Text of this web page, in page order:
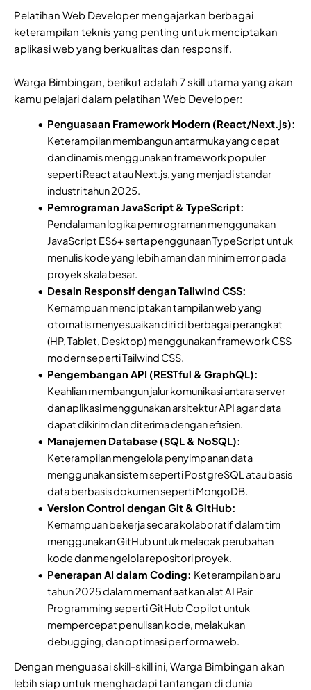
Pelatihan Web Developer mengajarkan berbagai
keterampilan teknis yang penting untuk menciptakan
aplikasi web yang berkualitas dan responsif.
Warga Bimbingan, berikut adalah 7 skill utama yang akan
kamu pelajari dalam pelatihan Web Developer:
Penguasaan Framework Modern (React/Next.js):
Keterampilan membangun antarmuka yang cepat
dan dinamis menggunakan framework populer
seperti React atau Next.js, yang menjadi standar
industri tahun 2025.
Pemrograman JavaScript & TypeScript:
Pendalaman logika pemrograman menggunakan
JavaScript ES6+ serta penggunaan TypeScript untuk
menulis kode yang lebih aman dan minim error pada
proyek skala besar.
Desain Responsif dengan Tailwind CSS:
Kemampuan menciptakan tampilan web yang
otomatis menyesuaikan diri di berbagai perangkat
(HP, Tablet, Desktop) menggunakan framework CSS
modern seperti Tailwind CSS.
Pengembangan API (RESTful & GraphQL):
Keahlian membangun jalur komunikasi antara server
dan aplikasi menggunakan arsitektur API agar data
dapat dikirim dan diterima dengan efisien.
Manajemen Database (SQL & NoSQL):
Keterampilan mengelola penyimpanan data
menggunakan sistem seperti PostgreSQL atau basis
data berbasis dokumen seperti MongoDB.
Version Control dengan Git & GitHub:
Kemampuan bekerja secara kolaboratif dalam tim
menggunakan GitHub untuk melacak perubahan
kode dan mengelola repositori proyek.
Penerapan AI dalam Coding: Keterampilan baru
tahun 2025 dalam memanfaatkan alat AI Pair
Programming seperti GitHub Copilot untuk
mempercepat penulisan kode, melakukan
debugging, dan optimasi performa web.
Dengan menguasai skill-skill ini, Warga Bimbingan akan
lebih siap untuk menghadapi tantangan di dunia